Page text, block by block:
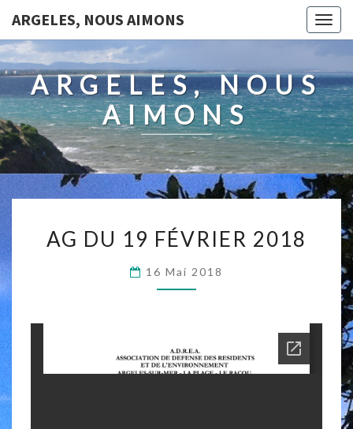
ARGELES, NOUS AIMONS
ARGELES, NOUS
AIMONS
DU
FÉVRIER
AG DU 19 FÉVRIER 2018
16 Mai 2018